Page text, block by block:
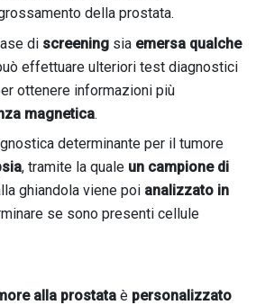
della prostata.
di screening sia emersa qualche
effettuare ulteriori test diagnostici
ottenere informazioni più
magnetica.
determinante per il tumore
, tramite la quale un campione di
ghiandola viene poi analizzato in
se sono presenti cellule
alla prostata è personalizzato